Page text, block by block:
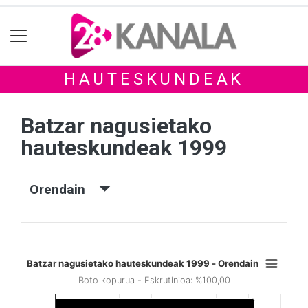
HAUTESKUNDEAK
Batzar nagusietako
hauteskundeak 1999
Orendain
Batzar nagusietako hauteskundeak 1999 - Orendain
Boto kopurua - Eskrutinioa: %100,00